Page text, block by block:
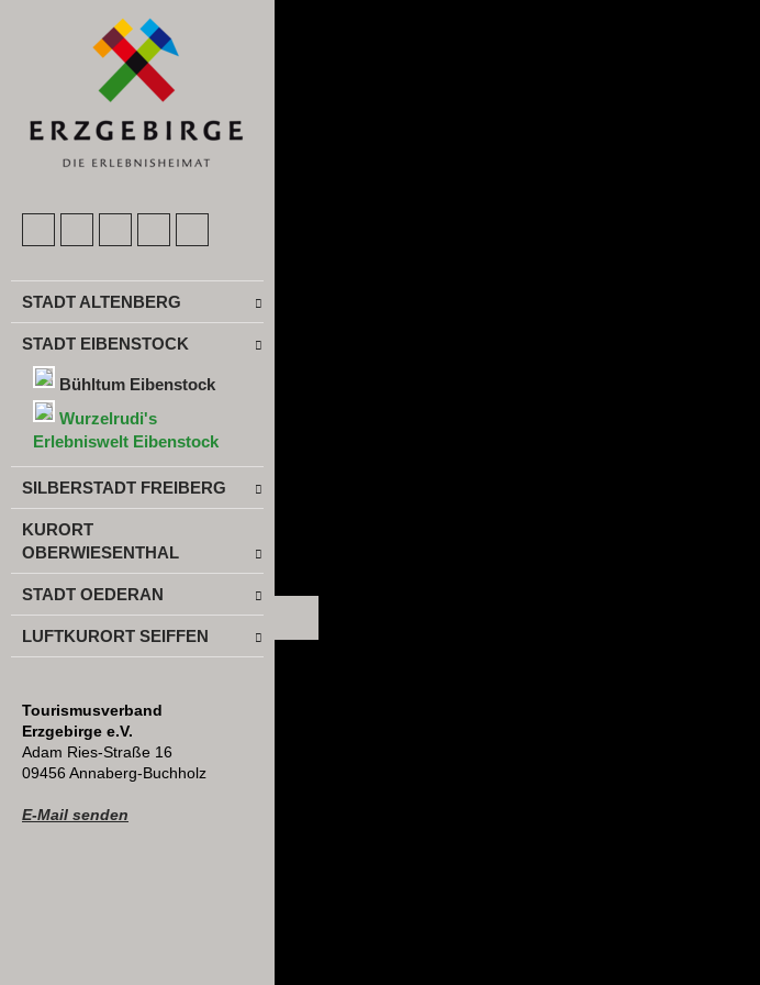
STADT ALTENBERG
STADT EIBENSTOCK
Bühltum Eibenstock
Wurzelrudi's
Erlebniswelt Eibenstock
SILBERSTADT FREIBERG
KURORT
OBERWIESENTHAL
STADT OEDERAN
LUFTKURORT SEIFFEN
Tourismusverband
Erzgebirge e.V.
Adam Ries-Straße 16
09456 Annaberg-Buchholz
E-Mail senden